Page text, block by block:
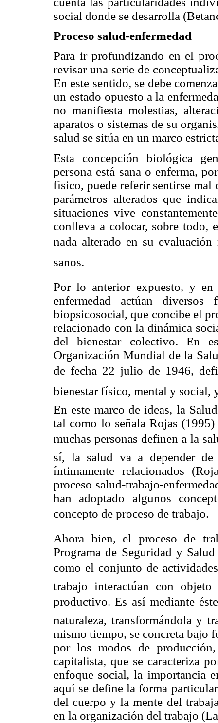
social donde se desarrolla
Proceso salud-enfermedad
Para ir profundizando en el
revisar una serie de
En este sentido, se debe
un estado opuesto a la
no manifiesta molestias,
aparatos o sistemas de su
salud se sitúa en un marco
Esta concepción biológica
persona está sana o enferma,
físico, puede referir sentirse mal
parámetros alterados que
situaciones vive
conlleva a colocar, sobre todo,
nada alterado en su evaluación
sanos.
Por lo anterior expuesto, y
enfermedad actúan
biopsicosocial, que concibe el
relacionado con la dinámica
del bienestar colectivo. En
Organización Mundial de la
de fecha 22 julio de 1946,
bienestar físico, mental y social,
En este marco de ideas, la
tal como lo señala Rojas
muchas personas definen a la
sí, la salud va a depender de
íntimamente relacionados
proceso salud-trabajo-
han adoptado algunos
concepto de proceso de trabajo.
Ahora bien, el proceso de
Programa de Seguridad y
como el conjunto de
trabajo interactúan con
productivo. Es así mediante
naturaleza, transformándola y
mismo tiempo, se concreta bajo
por los modos de
capitalista, que se caracteriza
enfoque social, la importancia
aquí se define la forma
del cuerpo y la mente del
en la organización del trabajo